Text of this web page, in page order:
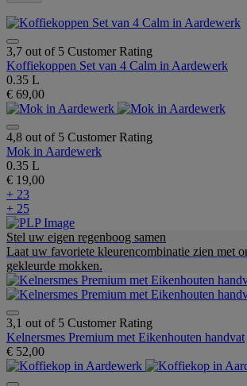
3,7 out of 5 Customer Rating
Koffiekoppen Set van 4 Calm in Aardewerk
0.35 L
€ 69,00
4,8 out of 5 Customer Rating
Mok in Aardewerk
0.35 L
€ 19,00
+ 23
+ 25
Stel uw eigen regenboog samen
Laat uw favoriete kleurencombinatie zien met
gekleurde mokken.
3,1 out of 5 Customer Rating
Kelnersmes Premium met Eikenhouten handvat
€ 52,00